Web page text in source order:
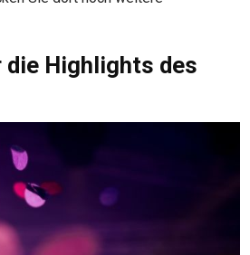
die Highlights des